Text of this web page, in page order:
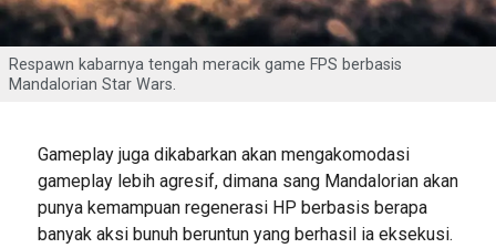
Respawn kabarnya tengah meracik game FPS berbasis
Mandalorian Star Wars.
Gameplay juga dikabarkan akan mengakomodasi
gameplay lebih agresif, dimana sang Mandalorian akan
punya kemampuan regenerasi HP berbasis berapa
banyak aksi bunuh beruntun yang berhasil ia eksekusi.